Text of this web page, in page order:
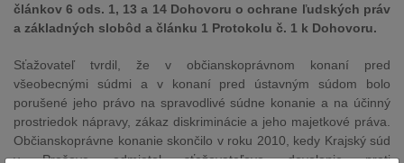
článkov 6 ods. 1, 13 a 14 Dohovoru o ochrane ľudských práv
a základných slobôd a článku 1 Protokolu č. 1 k Dohovoru.
​Sťažovateľ tvrdil, že v občianskoprávnom konaní pred
všeobecnými súdmi a v konaní pred ústavným súdom bolo
porušené jeho právo na spravodlivé súdne konanie a na účinný
prostriedok nápravy, zákaz diskriminácie a jeho majetkové práva.
Občianskoprávne konanie skončilo v roku 2010, kedy Krajský súd
v Prešove odmietol sťažovateľovo dovolanie proti